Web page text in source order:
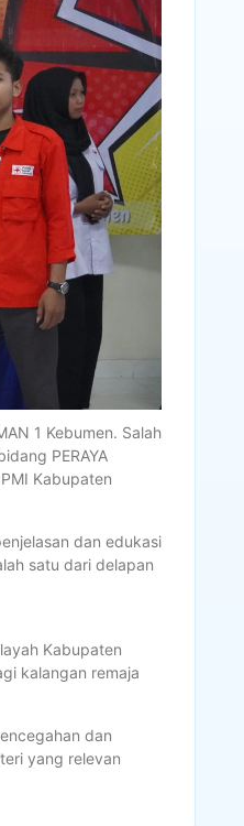
1 Kebumen. Salah
PERAYA
Kabupaten
dan edukasi
satu dari delapan
Kabupaten
kalangan remaja
dan
yang relevan